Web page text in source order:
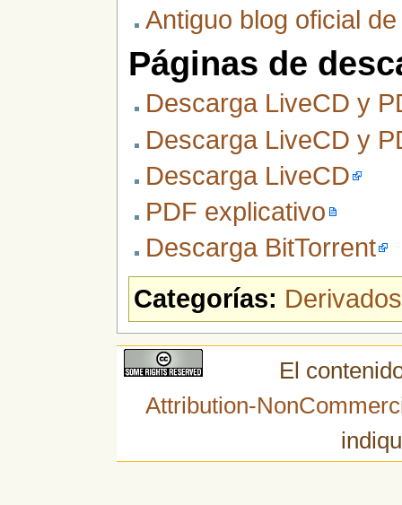
Antiguo blog oficial
Páginas de
Descarga LiveCD y
Descarga LiveCD y
Descarga LiveCD
PDF explicativo
Descarga BitTorrent
Categorías:
El
Attribution-